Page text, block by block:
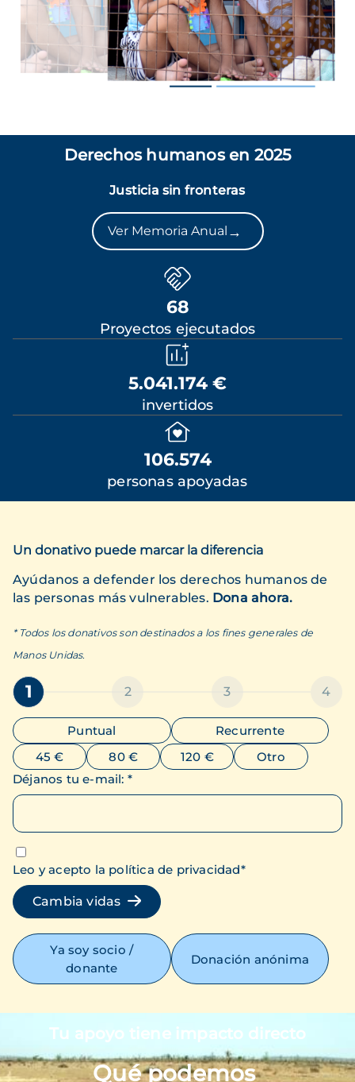
Derechos humanos en 2025
Justicia sin fronteras
Ver Memoria Anual →
68
Proyectos ejecutados
5.041.174 €
invertidos
106.574
personas apoyadas
Un donativo puede marcar la diferencia
Ayúdanos a defender los derechos humanos de
las personas más vulnerables. Dona ahora.
* Todos los donativos son destinados a los fines generales de
Manos Unidas.
1 2 3 4
Puntual
Recurrente
45 €
80 € 120 €
Otro
Déjanos tu e-mail: *
Leo y acepto la política de privacidad*
Cambia vidas
Ya soy socio /
donante
Donación anónima
Tu apoyo tiene impacto directo
Qué podemos